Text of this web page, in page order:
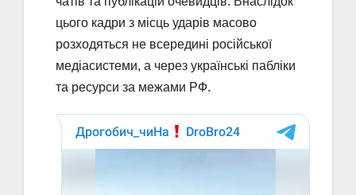
цього кадри з місць ударів масово
розходяться не всередині російської
медіасистеми, а через українські пабліки
та ресурси за межами РФ.